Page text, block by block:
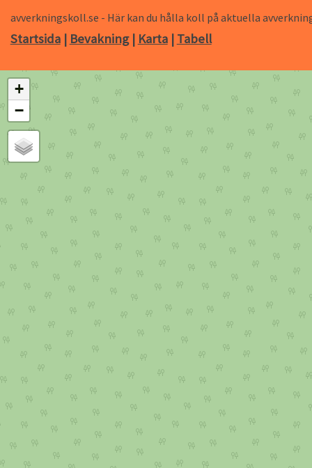
avverkningskoll.se - Här kan du hålla koll på aktuella
Startsida| Bevakning| Karta| Tabell
+
−